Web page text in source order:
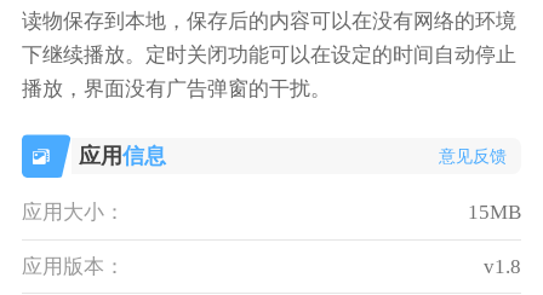
读物保存到本地，保存后的内容可以在没有网络的环境
下继续播放。定时关闭功能可以在设定的时间自动停止
播放，界面没有广告弹窗的干扰。
应用信息 意见反馈
应用大小： 15MB
应用版本： v1.8